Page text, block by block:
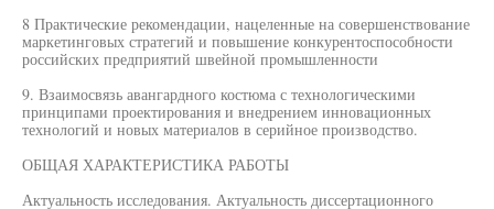
8 Практические рекомендации, нацеленные на совершенствование
маркетинговых стратегий и повышение конкурентоспособности
российских предприятий швейной промышленности
9. Взаимосвязь авангардного костюма с технологическими
принципами проектирования и внедрением инновационных
технологий и новых материалов в серийное производство.
ОБЩАЯ ХАРАКТЕРИСТИКА РАБОТЫ
Актуальность исследования. Актуальность диссертационного